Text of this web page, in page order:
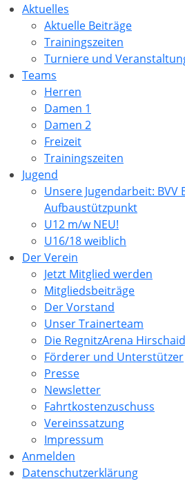
Aktuelles
Aktuelle Beiträge
Trainingszeiten
Turniere und
Teams
Herren
Damen 1
Damen 2
Freizeit
Trainingszeiten
Jugend
Unsere Jugendarbeit: BVV
Aufbaustützpunkt
U12 m/w NEU!
U16/18 weiblich
Der Verein
Jetzt Mitglied werden
Mitgliedsbeiträge
Der Vorstand
Unser Trainerteam
Die RegnitzArena
Förderer und Unterstützer
Presse
Newsletter
Fahrtkostenzuschuss
Vereinssatzung
Impressum
Anmelden
Datenschutzerklärung